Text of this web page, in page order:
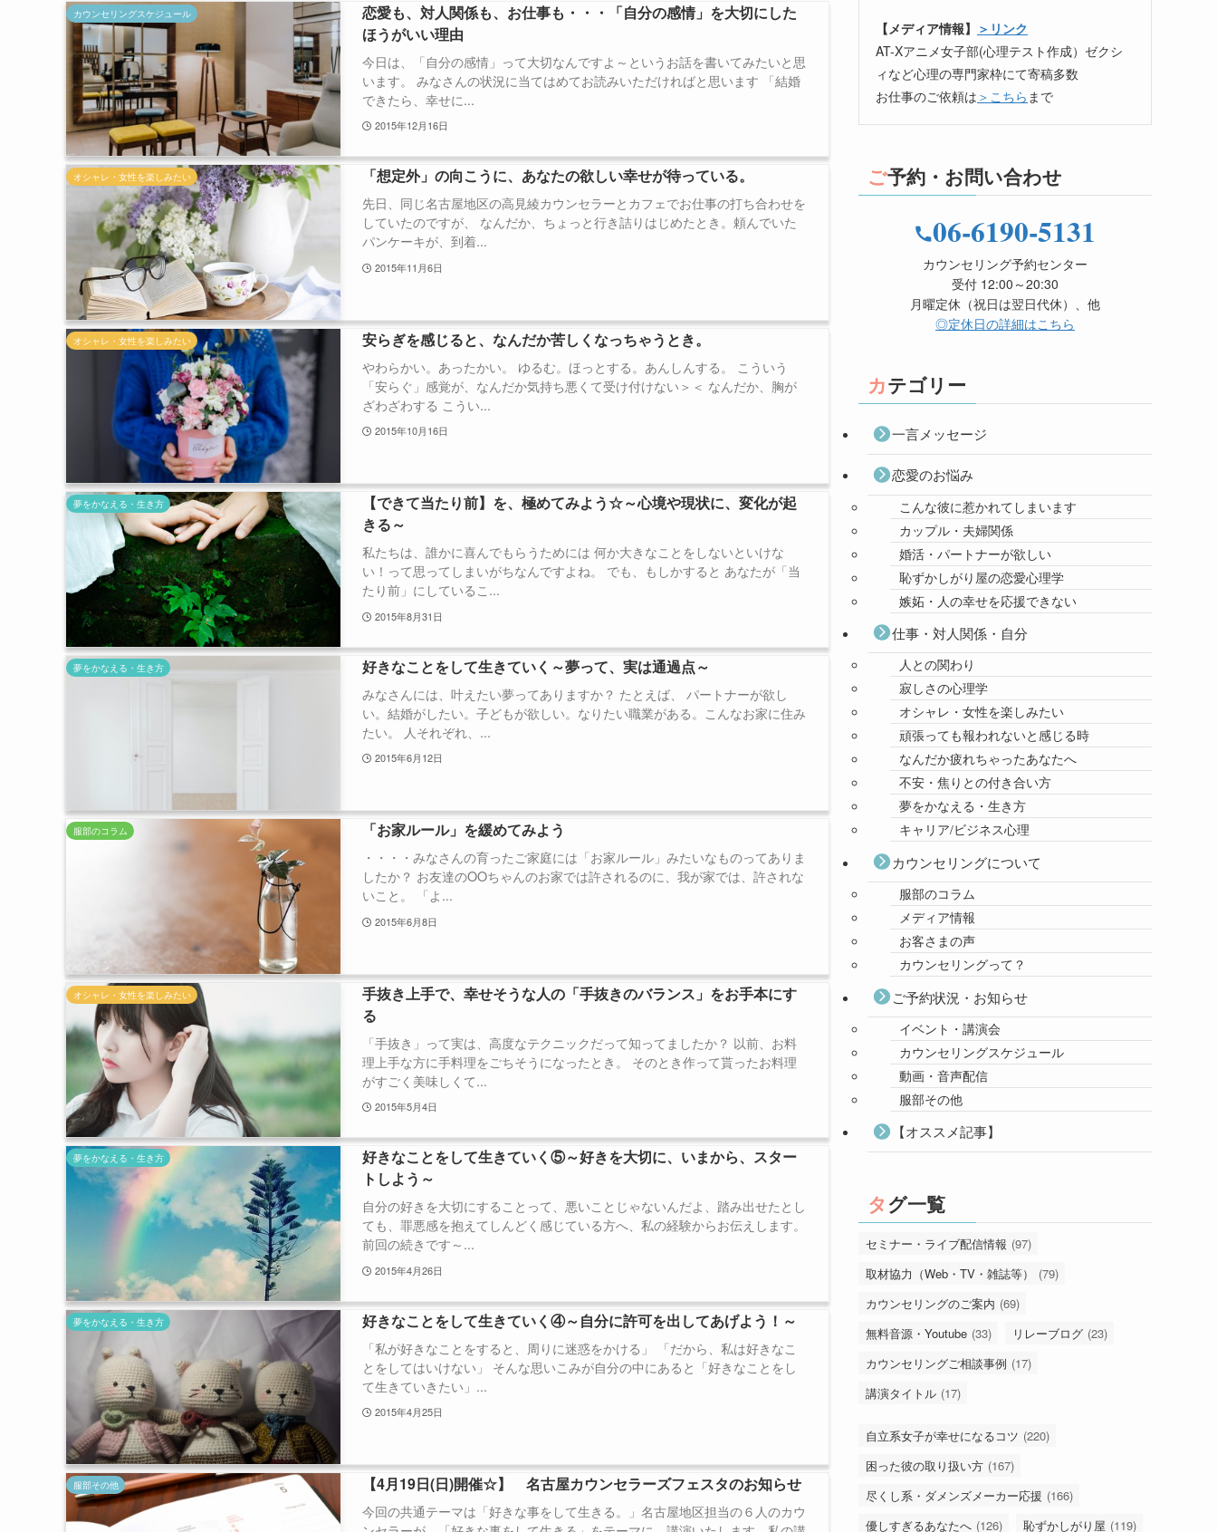
カウンセリングスケジュール
恋愛も、対人関係も、お仕事も・・・「自分の感情」を大切にした
ほうがいい理由
今日は、「自分の感情」って大切なんですよ～というお話を書いてみたいと思
います。 みなさんの状況に当てはめてお読みいただければと思います 「結婚
できたら、幸せに...
2015年12月16日
オシャレ・女性を楽しみたい 「想定外」の向こうに、あなたの欲しい幸せが待っている。
先日、同じ名古屋地区の高見綾カウンセラーとカフェでお仕事の打ち合わせを
していたのですが、 なんだか、ちょっと行き詰りはじめたとき。頼んでいた
パンケーキが、到着...
2015年11月6日
オシャレ・女性を楽しみたい 安らぎを感じると、なんだか苦しくなっちゃうとき。
やわらかい。あったかい。 ゆるむ。ほっとする。あんしんする。 こういう
「安らぐ」感覚が、なんだか気持ち悪くて受け付けない＞＜ なんだか、胸が
ざわざわする こうい...
2015年10月16日
夢をかなえる・生き方
【できて当たり前】を、極めてみよう☆～心境や現状に、変化が起
きる～
私たちは、誰かに喜んでもらうためには 何か大きなことをしないといけな
い！って思ってしまいがちなんですよね。 でも、もしかすると あなたが「当
たり前」にしているこ...
2015年8月31日
夢をかなえる・生き方 好きなことをして生きていく～夢って、実は通過点～
みなさんには、叶えたい夢ってありますか？ たとえば、 パートナーが欲し
い。結婚がしたい。子どもが欲しい。なりたい職業がある。こんなお家に住み
たい。 人それぞれ、...
2015年6月12日
服部のコラム 「お家ルール」を緩めてみよう
・・・・みなさんの育ったご家庭には「お家ルール」みたいなものってありま
したか？ お友達のOOちゃんのお家では許されるのに、我が家では、許されな
いこと。 「よ...
2015年6月8日
オシャレ・女性を楽しみたい
手抜き上手で、幸せそうな人の「手抜きのバランス」をお手本にす
る
「手抜き」って実は、高度なテクニックだって知ってましたか？ 以前、お料
理上手な方に手料理をごちそうになったとき。 そのとき作って貰ったお料理
がすごく美味しくて...
2015年5月4日
夢をかなえる・生き方
好きなことをして生きていく⑤～好きを大切に、いまから、スター
トしよう～
自分の好きを大切にすることって、悪いことじゃないんだよ、踏み出せたとし
ても、罪悪感を抱えてしんどく感じている方へ、私の経験からお伝えします。
前回の続きです～...
2015年4月26日
夢をかなえる・生き方 好きなことをして生きていく④～自分に許可を出してあげよう！～
「私が好きなことをすると、周りに迷惑をかける」 「だから、私は好きなこ
とをしてはいけない」 そんな思いこみが自分の中にあると「好きなことをし
て生きていきたい」...
2015年4月25日
服部その他 【4月19日(日)開催☆】 名古屋カウンセラーズフェスタのお知らせ
今回の共通テーマは「好きな事をして生きる。」名古屋地区担当の６人のカウ
【メディア情報】 ＞リンク
AT-Xアニメ女子部(心理テスト作成）ゼクシ
ィなど心理の専門家枠にて寄稿多数
お仕事のご依頼は ＞こちら まで
ご予約・お問い合わせ
06-6190-5131
カウンセリング予約センター
受付 12:00～20:30
月曜定休（祝日は翌日代休）、他
◎定休日の詳細はこちら
カテゴリー
一言メッセージ
恋愛のお悩み
こんな彼に惹かれてしまいます
カップル・夫婦関係
婚活・パートナーが欲しい
恥ずかしがり屋の恋愛心理学
嫉妬・人の幸せを応援できない
仕事・対人関係・自分
人との関わり
寂しさの心理学
オシャレ・女性を楽しみたい
頑張っても報われないと感じる時
なんだか疲れちゃったあなたへ
不安・焦りとの付き合い方
夢をかなえる・生き方
キャリア/ビジネス心理
カウンセリングについて
服部のコラム
メディア情報
お客さまの声
カウンセリングって？
ご予約状況・お知らせ
イベント・講演会
カウンセリングスケジュール
動画・音声配信
服部その他
【オススメ記事】
タグ一覧
セミナー・ライブ配信情報 (97)
取材協力（Web・TV・雑誌等）
(79)
カウンセリングのご案内 (69)
無料音源・Youtube (33) リレーブログ (23)
カウンセリングご相談事例 (17)
講演タイトル (17)
自立系女子が幸せになるコツ (220)
困った彼の取り扱い方 (167)
尽くし系・ダメンズメーカー応援 (166)
優しすぎるあなたへ (126) 恥ずかしがり屋 (119)